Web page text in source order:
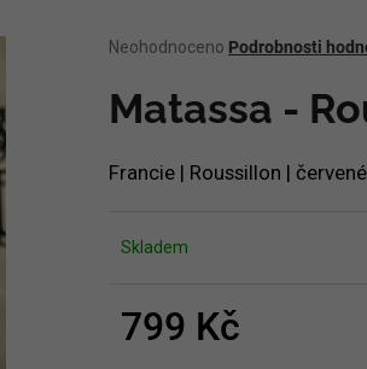
Průměrné
produktu
je
5
Neohodnoceno Podrobnosti
Matassa -
Francie | Roussillon | červené
Skladem
799 Kč
HLEDAT
CHRISTIAN